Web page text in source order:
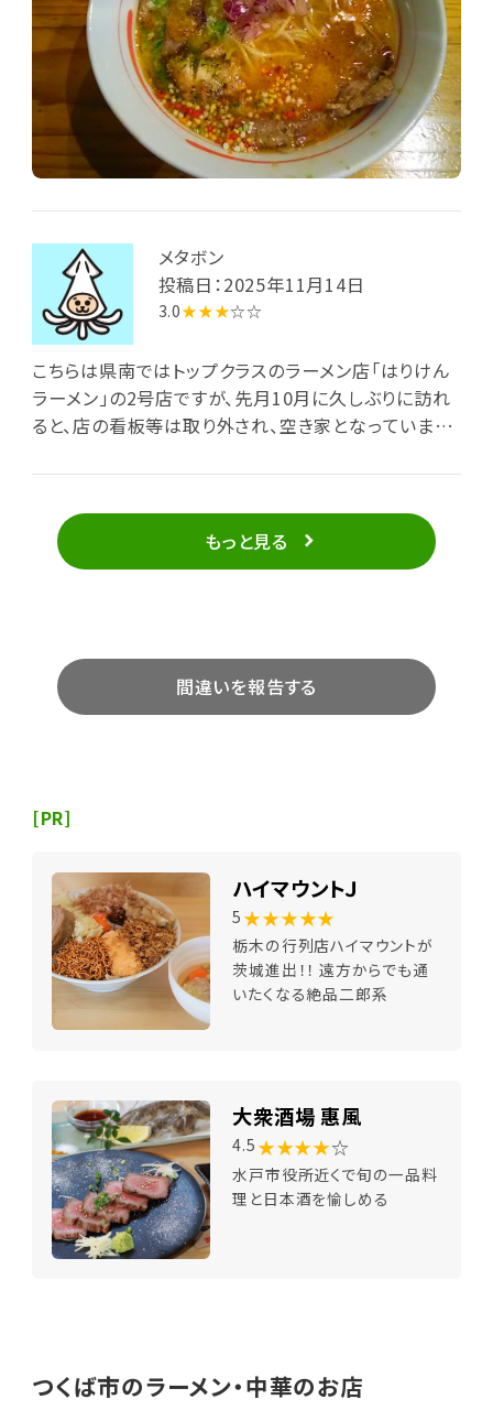
コードで事前注文・決済も可能のよう)。前のお店と比
べ卓子数が少なく、広々とした感じ(カウンター席も無
くなっている)。胡蝶蘭等の開店祝いの花カゴがそここ
こに飾られていて初々しいです。また店内片隅にあるウ
ォーターサーバにはカットレモンが浮き、セルフ利用で
レモン水が飲めるようになっています。ロースター付(?)
白湯には橙色の油膜が浮いており、具材は叉焼2種(角
切り叉焼と約1cm厚の板状の叉焼)、穂先メンマ、刻み
紫タマネギ、刻み青梗菜、それにカラフルな小粒あられ
が多数。白湯は単なる鶏塩でなく、洋風スープの様な
複雑な味わいで実に美味しい。あっと言う間に完食完
飲となりました。
メタボン
投稿日：2025年11月14日
3.0★★★☆☆
こちらは県南ではトップクラスのラーメン店「はりけん
ラーメン」の2号店ですが、先月10月に久しぶりに訪れ
ると、店の看板等は取り外され、空き家となっていまし
は閉店してしまったそうです。美味いラーメンが食べら
れ、何度も通ったところだけにとても残念です。
もっと見る
間違いを報告する
[PR]
ハイマウントＪ
5 ★★★★★
栃木の行列店ハイマウントが
茨城進出！！ 遠方からでも通
いたくなる絶品二郎系
大衆酒場 惠風
4.5 ★★★★☆
水戸市役所近くで旬の一品料
理と日本酒を愉しめる
つくば市のラーメン・中華のお店